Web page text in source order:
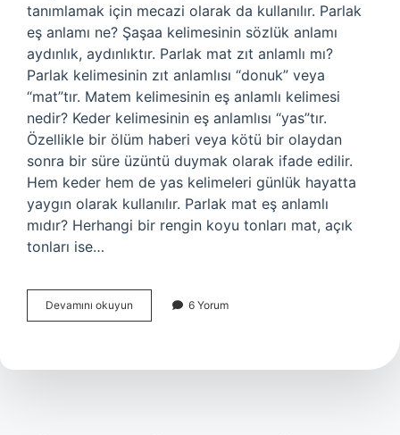
tanımlamak için mecazi olarak da kullanılır. Parlak
eş anlamı ne? Şaşaa kelimesinin sözlük anlamı
aydınlık, aydınlıktır. Parlak mat zıt anlamlı mı?
Parlak kelimesinin zıt anlamlısı “donuk” veya
“mat”tır. Matem kelimesinin eş anlamlı kelimesi
nedir? Keder kelimesinin eş anlamlısı “yas”tır.
Özellikle bir ölüm haberi veya kötü bir olaydan
sonra bir süre üzüntü duymak olarak ifade edilir.
Hem keder hem de yas kelimeleri günlük hayatta
yaygın olarak kullanılır. Parlak mat eş anlamlı
mıdır? Herhangi bir rengin koyu tonları mat, açık
tonları ise…
Devamını okuyun
Mat
Mı
6 Yorum